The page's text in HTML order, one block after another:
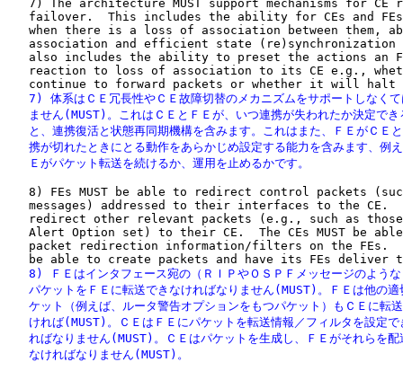
7) The architecture MUST support mechanisms for CE
failover.  This includes the ability for CEs and
when there is a loss of association between them,
association and efficient state (re)synchronization
also includes the ability to preset the actions an
reaction to loss of association to its CE e.g.,
7) 体系はＣＥ冗長性やＣＥ故障切替のメカニズムをサポートしなく
ません(MUST)。これはＣＥとＦＥが、いつ連携が失われたか決定でき
と、連携復活と状態再同期機構を含みます。これはまた、ＦＥがＣＥ
携が切れたときにとる動作をあらかじめ設定する能力を含みます、例
   Ｅがパケット転送を続けるか、運用を止めるかです。
8) FEs MUST be able to redirect control packets
messages) addressed to their interfaces to the CE.
redirect other relevant packets (e.g., such as
Alert Option set) to their CE.  The CEs MUST be
packet redirection information/filters on the FEs.
8) ＦＥはインタフェース宛の（ＲＩＰやＯＳＰＦメッセージのよう
パケットをＦＥに転送できなければなりません(MUST)。ＦＥは他の適
ケット（例えば、ルータ警告オプションをもつパケット）もＣＥに転
ければ(MUST)。ＣＥはＦＥにパケットを転送情報／フィルタを設定で
ればなりません(MUST)。ＣＥはパケットを生成し、ＦＥがそれらを配
   なければなりません(MUST)。